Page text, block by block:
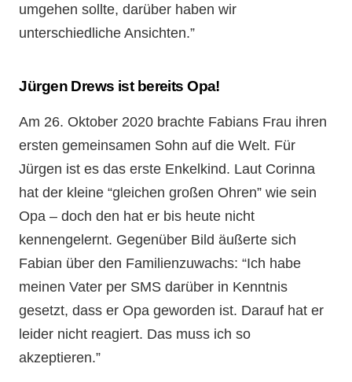
umgehen sollte, darüber haben wir
unterschiedliche Ansichten.”
Jürgen Drews ist bereits Opa!
Am 26. Oktober 2020 brachte Fabians Frau ihren
ersten gemeinsamen Sohn auf die Welt. Für
Jürgen ist es das erste Enkelkind. Laut Corinna
hat der kleine “gleichen großen Ohren” wie sein
Opa – doch den hat er bis heute nicht
kennengelernt. Gegenüber Bild äußerte sich
Fabian über den Familienzuwachs: “Ich habe
meinen Vater per SMS darüber in Kenntnis
gesetzt, dass er Opa geworden ist. Darauf hat er
leider nicht reagiert. Das muss ich so
akzeptieren.”